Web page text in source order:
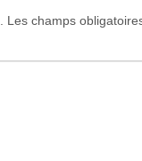
Les champs